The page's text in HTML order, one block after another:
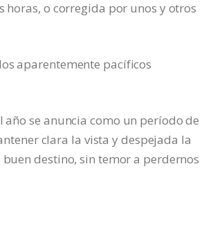
horas, o corregida por unos y otros
aparentemente pacíficos
año se anuncia como un período de
clara la vista y despejada la
destino, sin temor a perdernos